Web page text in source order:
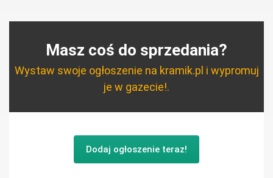
Masz coś do sprzedania?
Wystaw swoje ogłoszenie na kramik.pl i wypromuj
je w gazecie!.
Dodaj ogłoszenie teraz!